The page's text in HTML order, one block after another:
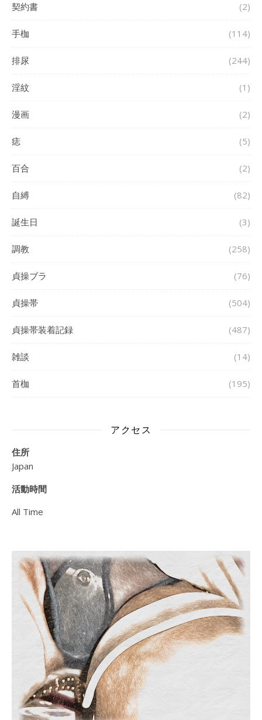
契約書 (2)
手枷 (114)
排尿 (244)
淫紋 (1)
漫画 (2)
痣 (5)
百合 (2)
自縛 (82)
誕生日 (3)
調教 (258)
貞操ブラ (76)
貞操帯 (504)
貞操帯装着記録 (487)
雑談 (14)
首枷 (195)
アクセス
住所
Japan
活動時間
All Time